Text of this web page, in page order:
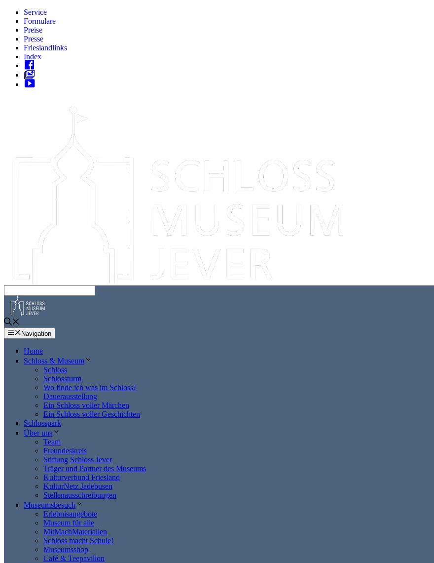
Zum
Inhalt
springen
Service
Formulare
Preise
Presse
Frieslandlinks
Index
Navigation
Home
Schloss & Museum
Schloss
Schlossturm
Wo finde ich was im Schloss?
Dauerausstellung
Ein Schloss voller Märchen
Ein Schloss voller Geschichten
Schlosspark
Über uns
Team
Freundeskreis
Stiftung Schloss Jever
Träger und Partner des Museums
Kulturverbund Friesland
KulturNetz Jadebusen
Stellenausschreibungen
Museumsbesuch
Erlebnisangebote
Museum für alle
MitMachMaterialien
Schloss macht Schule!
Museumsshop
Café & Teepavillon